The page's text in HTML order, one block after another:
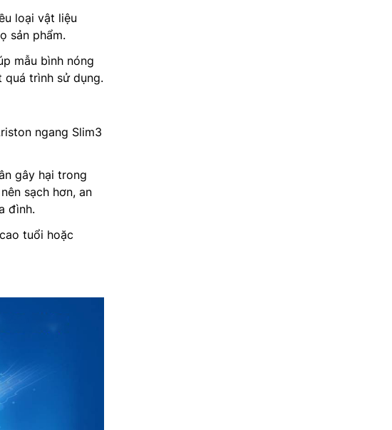
loại vật liệu
sản phẩm.
mẫu bình nóng
trình sử dụng.
ngang Slim3
gây hại trong
sạch hơn, an
đình.
tuổi hoặc